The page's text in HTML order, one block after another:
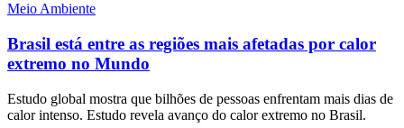
Meio Ambiente
Brasil está entre as regiões mais afetadas por calor
extremo no Mundo
Estudo global mostra que bilhões de pessoas enfrentam mais dias de
calor intenso. Estudo revela avanço do calor extremo no Brasil.